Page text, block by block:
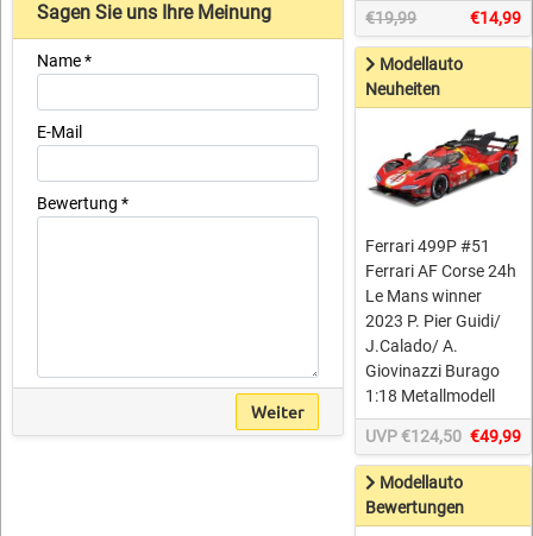
Sagen Sie uns Ihre Meinung
Name *
E-Mail
Bewertung *
Weiter
€19,99 €14,99
Modellauto
Neuheiten
Ferrari 499P #51
Ferrari AF Corse 24h
Le Mans winner
2023 P. Pier Guidi/
J.Calado/ A.
Giovinazzi Burago
1:18 Metallmodell
UVP €124,50 €49,99
Modellauto
Bewertungen